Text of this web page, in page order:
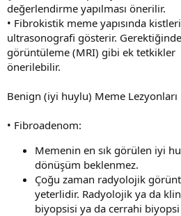
değerlendirme yapılması önerilir.
• Fibrokistik meme yapısında
ultrasonografi gösterir.
görüntüleme (MRI) gibi ek tetkikler
önerilebilir.
Benign (iyi huylu) Meme Lezyonları
• Fibroadenom:
Memenin en sık görülen iyi
dönüşüm beklenmez.
Çoğu zaman radyolojik
yeterlidir. Radyolojik ya da
biyopsisi ya da cerrahi